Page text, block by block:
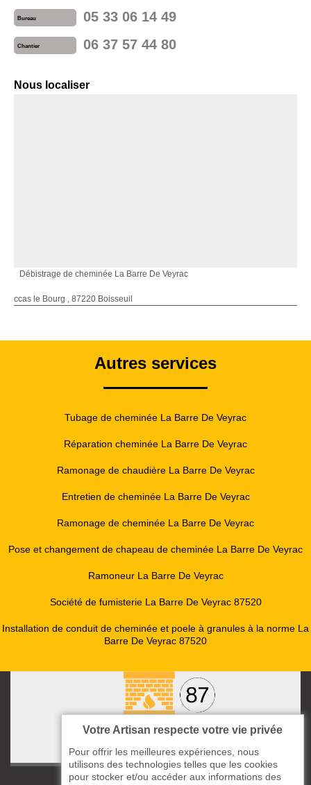
Bureau 05 33 06 14 49
Chantier 06 37 57 44 80
Nous localiser
Débistrage de cheminée La Barre De Veyrac
ccas le Bourg , 87220 Boisseuil
Autres services
Tubage de cheminée La Barre De Veyrac
Réparation cheminée La Barre De Veyrac
Ramonage de chaudière La Barre De Veyrac
Entretien de cheminée La Barre De Veyrac
Ramonage de cheminée La Barre De Veyrac
Pose et changement de chapeau de cheminée La Barre De Veyrac
Ramoneur La Barre De Veyrac
Société de fumisterie La Barre De Veyrac 87520
Installation de conduit de cheminée et poele à granules à la norme La
Barre De Veyrac 87520
ccas le Bourg
Votre Artisan respecte votre vie privée
Pour offrir les meilleures expériences, nous
utilisons des technologies telles que les cookies
pour stocker et/ou accéder aux informations des